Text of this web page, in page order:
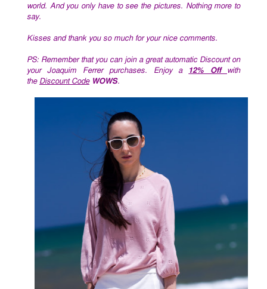
world. And you only have to see the pictures. Nothing more to
say.
Kisses and thank you so much for your nice comments.
PS: Remember that you can join a great automatic Discount on
your Joaquim Ferrer purchases.
Enjoy a 12% Off with
the Discount Code WOWS.